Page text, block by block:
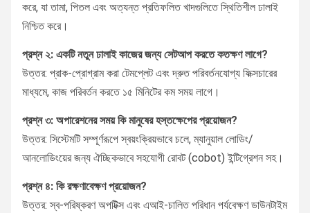
করে, যা তামা, পিতল এবং অত্যন্ত প্রতিফলিত খাদগুলিতে স্থিতিশীল ঢালাই
নিশ্চিত করে।
প্রশ্ন ২: একটি নতুন ঢালাই কাজের জন্য সেটআপ করতে কতক্ষণ লাগে?
উত্তর: প্রাক-প্রোগ্রাম করা টেমপ্লেট এবং দ্রুত পরিবর্তনযোগ্য ফিক্সচারের
মাধ্যমে, কাজ পরিবর্তন করতে ১৫ মিনিটের কম সময় লাগে।
প্রশ্ন ৩: অপারেশনের সময় কি মানুষের হস্তক্ষেপের প্রয়োজন?
উত্তর: সিস্টেমটি সম্পূর্ণরূপে স্বয়ংক্রিয়ভাবে চলে, ম্যানুয়াল লোডিং/
আনলোডিংয়ের জন্য ঐচ্ছিকভাবে সহযোগী রোবট (cobot) ইন্টিগ্রেশন সহ।
প্রশ্ন ৪: কি রক্ষণাবেক্ষণ প্রয়োজন?
উত্তর: স্ব-পরিষ্করণ অপটিক্স এবং এআই-চালিত পরিধান পর্যবেক্ষণ ডাউনটাইম